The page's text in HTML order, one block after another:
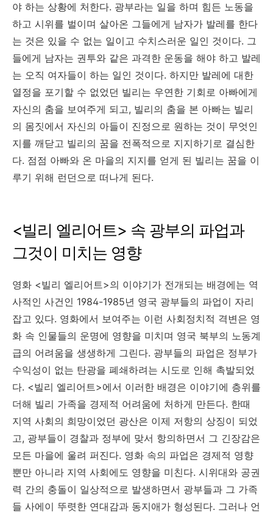
야 하는 상황에 처한다. 광부라는 일을 하며 힘든 노동을
하고 시위를 벌이며 살아온 그들에게 남자가 발레를 한다
는 것은 있을 수 없는 일이고 수치스러운 일인 것이다. 그
들에게 남자는 권투와 같은 과격한 운동을 해야 하고 발레
는 오직 여자들이 하는 일인 것이다. 하지만 발레에 대한
열정을 포기할 수 없었던 빌리는 우연한 기회로 아빠에게
자신의 춤을 보여주게 되고, 빌리의 춤을 본 아빠는 빌리
의 몸짓에서 자신의 아들이 진정으로 원하는 것이 무엇인
지를 깨닫고 빌리의 꿈을 전폭적으로 지지하기로 결심한
다. 점점 아빠와 온 마을의 지지를 얻게 된 빌리는 꿈을 이
루기 위해 런던으로 떠나게 된다.
<빌리 엘리어트> 속 광부의 파업과
그것이 미치는 영향
영화 <빌리 엘리어트>의 이야기가 전개되는 배경에는 역
사적인 사건인 1984-1985년 영국 광부들의 파업이 자리
잡고 있다. 영화에서 보여주는 이런 사회정치적 격변은 영
화 속 인물들의 운명에 영향을 미치며 영국 북부의 노동계
급의 어려움을 생생하게 그린다. 광부들의 파업은 정부가
수익성이 없는 탄광을 폐쇄하려는 시도로 인해 촉발되었
다. <빌리 엘리어트>에서 이러한 배경은 이야기에 층위를
더해 빌리 가족을 경제적 어려움에 처하게 만든다. 한때
지역 사회의 희망이었던 광산은 이제 저항의 상징이 되었
고, 광부들이 경찰과 정부에 맞서 항의하면서 그 긴장감은
모든 마을에 울려 퍼진다. 영화 속의 파업은 경제적 영향
뿐만 아니라 지역 사회에도 영향을 미친다. 시위대와 공권
력 간의 충돌이 일상적으로 발생하면서 광부들과 그 가족
들 사에이 뚜렷한 연대감과 동지애가 형성된다. 그러나 언